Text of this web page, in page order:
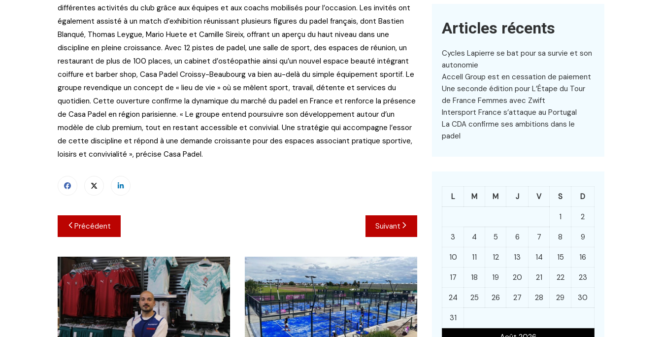
différentes activités du club grâce aux équipes et aux coachs mobilisés pour l’occasion. Les invités ont
également assisté à un match d’exhibition réunissant plusieurs figures du padel français, dont Bastien
Blanqué, Thomas Leygue, Mario Huete et Camille Sireix, offrant un aperçu du haut niveau dans une
discipline en pleine croissance. Avec 12 pistes de padel, une salle de sport, des espaces de réunion, un
restaurant de plus de 100 places, un cabinet d’ostéopathie ainsi qu’un nouvel espace beauté intégrant
coiffure et barber shop, Casa Padel Croissy-Beaubourg va bien au-delà du simple équipement sportif. Le
groupe revendique un concept de « lieu de vie » où se mêlent sport, travail, détente et services du
quotidien. Cette ouverture confirme la dynamique du marché du padel en France et renforce la présence
de Casa Padel en région parisienne. « Le groupe entend poursuivre son développement autour d’un
modèle de club premium, tout en restant accessible et convivial. Une stratégie qui accompagne l’essor
de cette discipline et répond à une demande croissante pour des espaces associant pratique sportive,
loisirs et convivialité », précise Casa Padel.
Navigation
de
l’article
Précédent Suivant
Articles récents
Cycles Lapierre se bat pour sa survie et son
autonomie
Accell Group est en cessation de paiement
Une seconde édition pour L’Étape du Tour
de France Femmes avec Zwift
Intersport France s’attaque au Portugal
La CDA confirme ses ambitions dans le
padel
L M M J V S D
1 2
3 4 5 6 7 8 9
10 11 12 13 14 15 16
17 18 19 20 21 22 23
24 25 26 27 28 29 30
31